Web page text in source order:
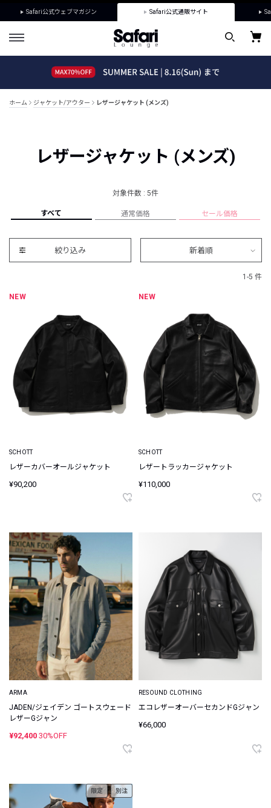
Safari公式ウェブマガジン Safari公式通販サイト
ホーム ジャケット/アウター レザージャケット (メンズ)
レザージャケット (メンズ)
対象件数 : 5件
すべて 通常価格 セール価格
絞り込み 新着順
1-5 件
NEW
SCHOTT
レザーカバーオールジャケット
¥90,200
NEW
SCHOTT
レザートラッカージャケット
¥110,000
ARMA
JADEN/ジェイデン ゴートスウェード
レザーGジャン
¥92,400 30%OFF
RESOUND CLOTHING
エコレザーオーバーセカンドGジャン
¥66,000
限定 別注